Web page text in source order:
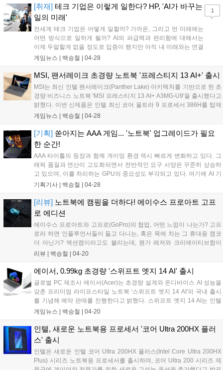
울트라 프로세서를 탑재한 MSI 노트북과 UMPC 등 총 15대의 제품이 전
시되며, 취향 및 용도에 따라 각 제품을 직접 체험하고 비교, 경험해 볼
수 있도록 구성됐다....
[취재] 테크 기업은 이렇게 일한다? HP, 'AI가 바꾸는
일의 미래'
전세계 테크 기업은 어떻게 일할까? 가까운, 그리고 먼 미래에는
어떤 방식으로 일하게 될까? AI의 파급력과 편리함에 대해서는
이제 두말할게 없을 정도로 입증이 됐지만 아직 내 미래와는 연결
되지 않은 상태였다. 그러나 오늘 HP가 개최한 'AI가 바꾸는 일의
장히 알찬 시간을 보내고 온 것 같은 기분이 들었다. HP는 오늘인
렌드와 글로벌 대기업 HP가 그리는 업무 환경의 미래를 제시했
다....
게임뉴스 | 백승철 | 04-28
1
MSI, 팬서레이크 초경량 노트북 '프레스티지 13 AI+' 출시
MSI는 최신 인텔 팬서레이크(Panther Lake) 아키텍처를 기반으로 한 초
경량 비즈니스 노트북 'MSI 프레스티지 13 AI+ A3MG-U9'을 출시했다고
밝혔다. 이번 신제품은 인텔 최신 코어 울트라 9 프로세서 386H를 탑재
하여 이전 세대 대비 한층 향상된 성능을 제공한다. 이를 통해 다수의 애
처리, 코드 컴파일 등 CPU 중심의 생산성 업무를 보다 쾌적하게 수행할
수 있다....
게임뉴스 | 백승철 | 04-28
[기획] 쏟아지는 AAA 게임... '노트북' 업그레이드가 필요
한 순간!
AAA 타이틀의 등장과 함께 게이밍 환경 역시 빠르게 변화하고 있다. 그
래픽 품질과 연산이 고도화되면서 전반적인 요구 사양은 꾸준히 상승하
고 있으며, 이를 처리하는 GPU의 중요성도 부각되고 있다. 여기에 AI 기
반 렌더링 기술이 확산되면서, 단순히 게임을 구동하는 수준을 넘어 안
이 됐다. 이러한 한계를 보완한 새로운 선택지로 '슬림 게이밍(Slim
Gaming)' 노트북이 떠오르고 있다....
기획기사 | 백승철 | 04-28
[리뷰] 노트북에 캠핑을 더하다! 에이수스 프로아트 고프
로 에디션
에이수스 프로아트와 고프로(GoPro)의 협업, 어떤 느낌이 나는가? 고프
로라 하면 인플루언서들이 들고 다니는, 혹은 목에 차는 그 휴대용 캠코
더 아닌가? 액션캠이라고도 불리는데, 뭔가 레저와 크리에이티브함이
섞인, 감성으로 얘기하자면 캠핑 감성이 물씬 풍기는데, 에이수스의 프
쳐 '에이수스 프로아트 고프로 에디션(ProArt GoPro Edition) PX13'를 선
리뷰 | 백승철 | 04-20
에이서, 0.99kg 초경량 '스위프트 엣지 14 AI' 출시
글로벌 PC 제조사 에이서(Acer)는 초경량 설계와 온디바이스 AI 성능을
갖춘 프리미엄 라이프스타일 노트북 '스위프트 엣지 14 AI'의 국내 출시
를 기념해 예약 판매를 진행한다고 밝혔다. 스위프트 엣지 14 AI는 인텔
코어 울트라 시리즈 3(코드명 Panther Lake, 팬서레이크) 프로세서를 탑
가 통합된 차세대 아키텍처를 기반으로 온디바이스 AI 연산 성능과 전력
효율을 동시에 강화한 것이 특징이다. 이를 통해 이미지 생성, 문서 요약,
콘텐츠 제작 등 다양한 AI 작업을 빠르고 효율적으로 처리할 수 있으며,
전력 효율 기반 설계를 통해 장시간 작업 환경에서도 안정적인 퍼포먼스
를 제공한다....
게임뉴스 | 백승철 | 04-20
인텔, 새로운 노트북용 프로세서 '코어 Ultra 200HX 플러
스' 출시
인텔은 새로운 인텔 코어 Ultra 200HX 플러스(Intel Core Ultra 200HX
Plus) 시리즈 노트북용 프로세서를 출시하며, 코어 Ultra 200 시리즈 제